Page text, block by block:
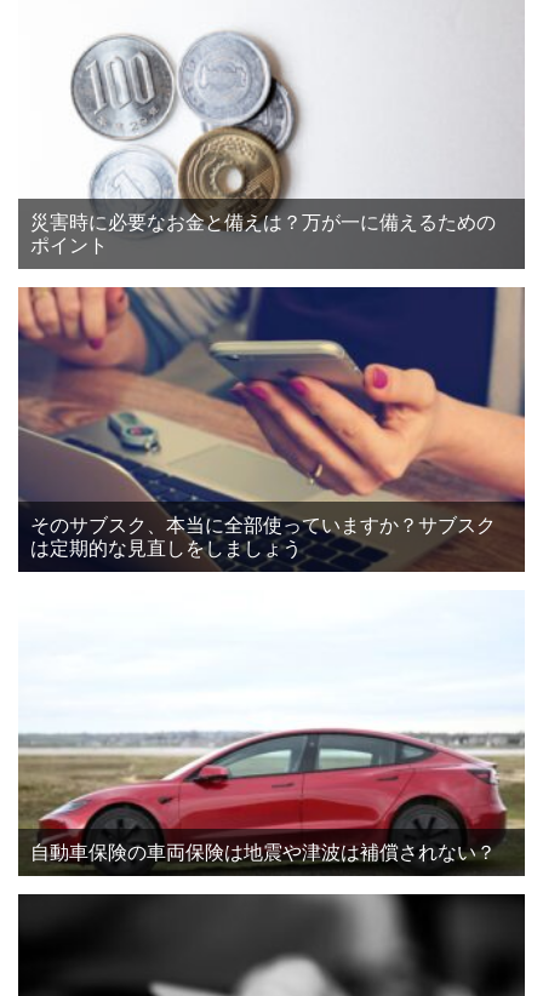
災害時に必要なお金と備えは？万が一に備えるための
ポイント
そのサブスク、本当に全部使っていますか？サブスク
は定期的な見直しをしましょう
自動車保険の車両保険は地震や津波は補償されない？